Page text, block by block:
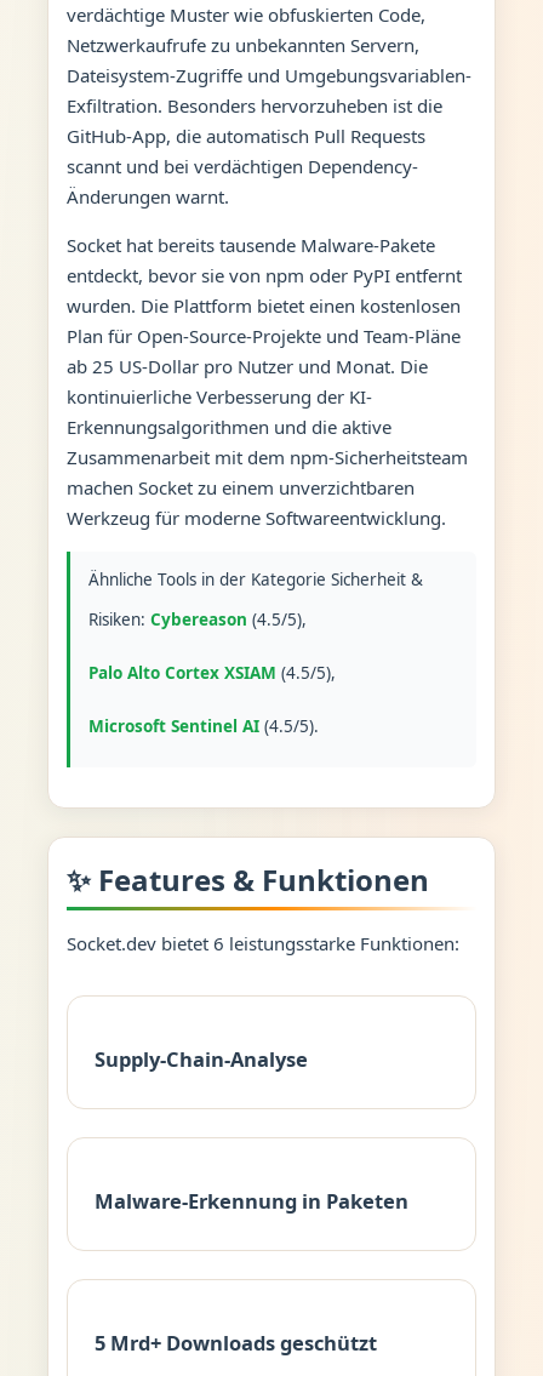
verdächtige Muster wie obfuskierten Code,
Netzwerkaufrufe zu unbekannten Servern,
Dateisystem-Zugriffe und Umgebungsvariablen-
Exfiltration. Besonders hervorzuheben ist die
GitHub-App, die automatisch Pull Requests
scannt und bei verdächtigen Dependency-
Änderungen warnt.
Socket hat bereits tausende Malware-Pakete
entdeckt, bevor sie von npm oder PyPI entfernt
wurden. Die Plattform bietet einen kostenlosen
Plan für Open-Source-Projekte und Team-Pläne
ab 25 US-Dollar pro Nutzer und Monat. Die
kontinuierliche Verbesserung der KI-
Erkennungsalgorithmen und die aktive
Zusammenarbeit mit dem npm-Sicherheitsteam
machen Socket zu einem unverzichtbaren
Werkzeug für moderne Softwareentwicklung.
Ähnliche Tools in der Kategorie Sicherheit &
Risiken: Cybereason (4.5/5),
Palo Alto Cortex XSIAM (4.5/5),
Microsoft Sentinel AI(4.5/5).
✨ Features & Funktionen
Socket.dev bietet 6 leistungsstarke Funktionen:
Supply-Chain-Analyse
Malware-Erkennung in Paketen
5 Mrd+ Downloads geschützt